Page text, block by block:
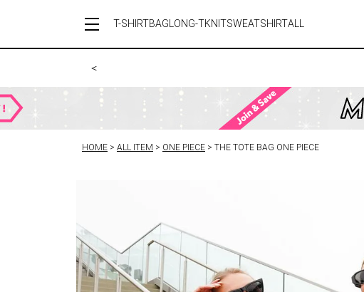
T-SHIRTBAG LONG-TKNITSWEATSHIRTALL
＜
HOME ALL ITEM ONE PIECE THE TOTE BAG ONE PIECE